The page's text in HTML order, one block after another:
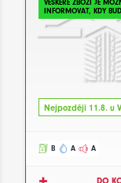
VEŠKERÉ ZBOŽÍ JE
INFORMOVAT, KDY
Nejpozději 11.8. u
B A A